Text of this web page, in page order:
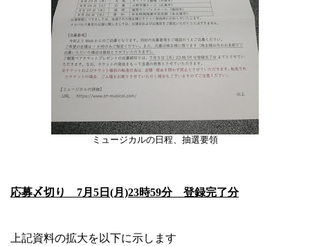
ミュージカルの日程、抽選要領
応募〆切り 7月5日(月)23時59分 登録完了分
上記資料の拡大を以下に示します